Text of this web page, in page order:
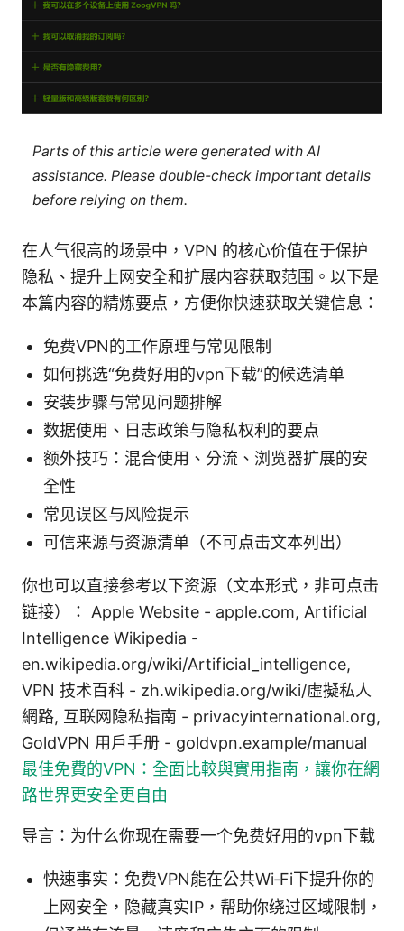
Parts of this article were generated with AI
assistance. Please double-check important details
before relying on them.
在人气很高的场景中，VPN 的核心价值在于保护
隐私、提升上网安全和扩展内容获取范围。以下是
本篇内容的精炼要点，方便你快速获取关键信息：
免费VPN的工作原理与常见限制
如何挑选“免费好用的vpn下载”的候选清单
安装步骤与常见问题排解
数据使用、日志政策与隐私权利的要点
额外技巧：混合使用、分流、浏览器扩展的安
全性
常见误区与风险提示
可信来源与资源清单（不可点击文本列出）
你也可以直接参考以下资源（文本形式，非可点击
链接）： Apple Website - apple.com, Artificial
Intelligence Wikipedia -
en.wikipedia.org/wiki/Artificial_intelligence,
VPN 技术百科 - zh.wikipedia.org/wiki/虛擬私人
網路, 互联网隐私指南 - privacyinternational.org,
GoldVPN 用户手册 - goldvpn.example/manual
最佳免費的VPN：全面比較與實用指南，讓你在網
路世界更安全更自由
导言：为什么你现在需要一个免费好用的vpn下载
快速事实：免费VPN能在公共Wi‑Fi下提升你的
上网安全，隐藏真实IP，帮助你绕过区域限制，